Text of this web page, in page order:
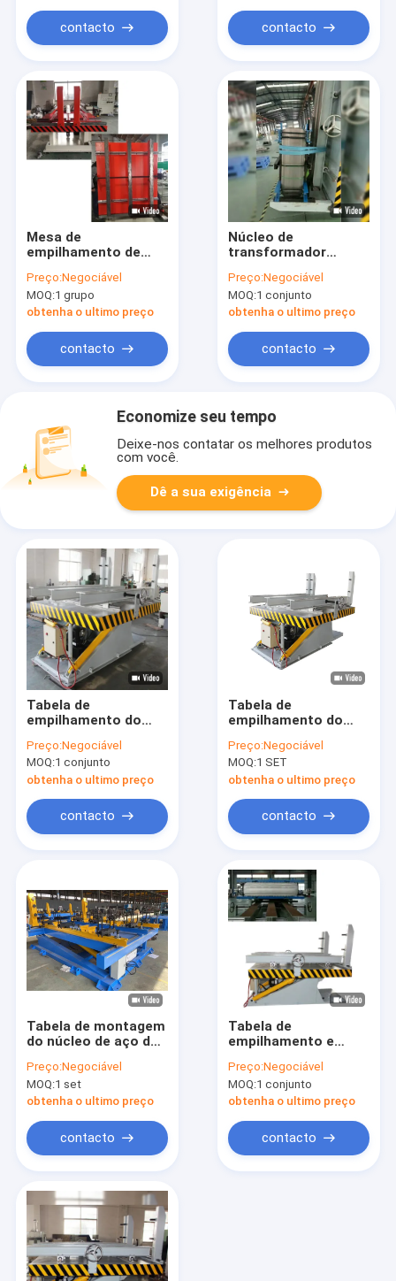
Produtos
Vídeos
contacto contacto
Mesa de
empilhamento de
transformador de
fácil operação com
função de inclinação
Preço:Negociável
MOQ:1 grupo
obtenha o ultimo preço
contacto
Núcleo de
transformador
Preço:Negociável
MOQ:1 conjunto
obtenha o ultimo preço
contacto
Economize seu tempo
Deixe-nos contatar os melhores produtos
com você.
Dê a sua exigência
Tabela de
empilhamento do
transformador da
plataforma de chapa
de aço de silício
laminado
Preço:Negociável
MOQ:1 conjunto
obtenha o ultimo preço
contacto
Tabela de
empilhamento do
transformador
Tabela de
empilhamento e
inclinação do núcleo
de aço de silício
Preço:Negociável
MOQ:1 SET
obtenha o ultimo preço
contacto
Tabela de montagem
do núcleo de aço de
empilhamento do
núcleo do
transformador 3kw
Preço:Negociável
MOQ:1 set
obtenha o ultimo preço
contacto
Tabela de
empilhamento e
do transformador
hidráulico
2000x1600mm
Preço:Negociável
MOQ:1 conjunto
obtenha o ultimo preço
contacto